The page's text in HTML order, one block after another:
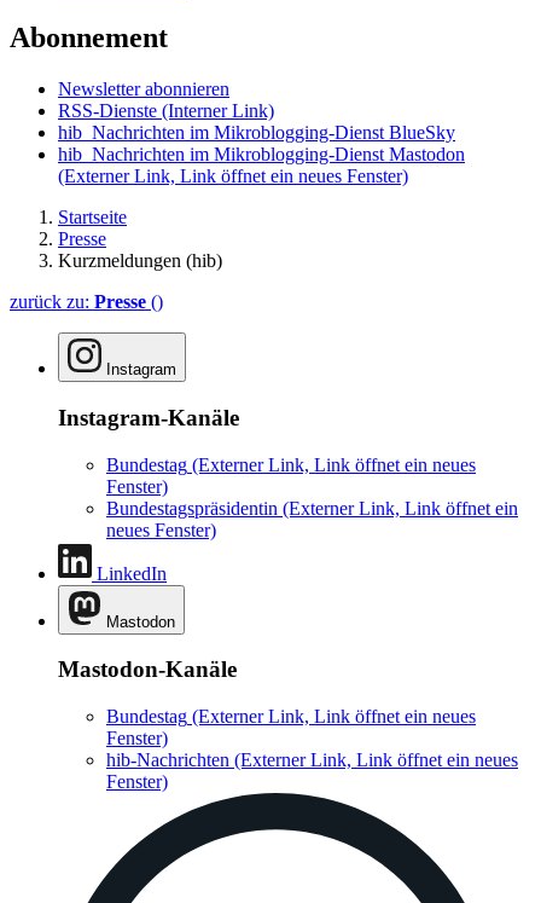
Abonnement
Newsletter abonnieren
RSS-Dienste (Interner Link)
hib_Nachrichten im Mikroblogging-Dienst BlueSky
hib_Nachrichten im Mikroblogging-Dienst Mastodon
(Externer Link, Link öffnet ein neues Fenster)
Startseite
Presse
Kurzmeldungen (hib)
zurück zu: Presse ()
Instagram
Instagram-Kanäle
Bundestag (Externer Link, Link öffnet ein neues
Fenster)
Bundestagspräsidentin (Externer Link, Link öffnet ein
neues Fenster)
LinkedIn
Mastodon
Mastodon-Kanäle
Bundestag (Externer Link, Link öffnet ein neues
Fenster)
hib-Nachrichten (Externer Link, Link öffnet ein neues
Fenster)